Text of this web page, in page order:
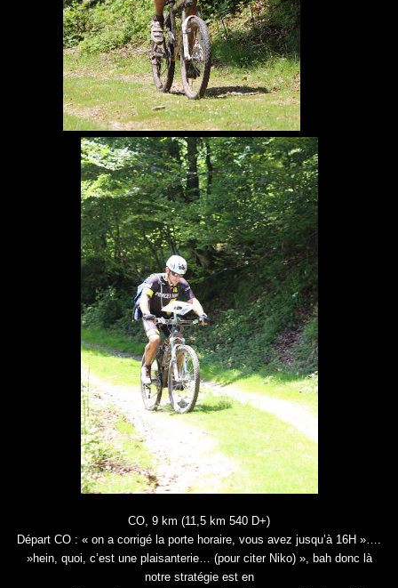
CO, 9 km (11,5 km 540 D+)
Départ CO : « on a corrigé la porte horaire, vous avez jusqu’à 16H »….
»hein, quoi, c’est une plaisanterie… (pour citer Niko) », bah donc là
notre stratégie est en